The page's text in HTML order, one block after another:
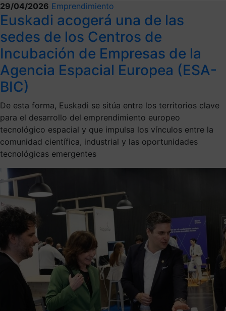
29/04/2026 Emprendimiento
Euskadi acogerá una de las
sedes de los Centros de
Incubación de Empresas de la
Agencia Espacial Europea (ESA-
BIC)
De esta forma, Euskadi se sitúa entre los territorios clave
para el desarrollo del emprendimiento europeo
tecnológico espacial y que impulsa los vínculos entre la
comunidad científica, industrial y las oportunidades
tecnológicas emergentes